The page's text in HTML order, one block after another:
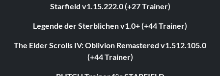
Starfield v1.15.222.0 (+27 Trainer)
Legende der Sterblichen v1.0+ (+44 Trainer)
The Elder Scrolls IV: Oblivion Remastered v1.512.105.0
(+44 Trainer)